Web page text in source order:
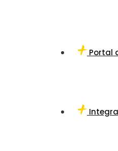
Portal